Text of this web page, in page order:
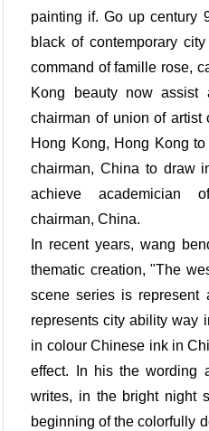
painting if. Go up century
black of contemporary
command of famille rose,
Kong beauty now assist
chairman of union of artist
Hong Kong, Hong Kong
chairman, China to draw
achieve academician
chairman, China.
In recent years, wang
thematic creation, "The
scene series is represent
represents city ability way
in colour Chinese ink in
effect. In his the wording
writes, in the bright night
beginning of the colorfully